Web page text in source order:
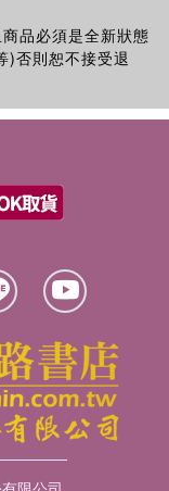
品必須是全新狀態
)否則恕不接受退